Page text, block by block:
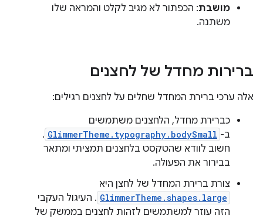
מושבת: הכפתור לא מגיב לקלט והמראה שלו
משתנה.
ברירות מחדל של לחצנים
אלה ערכי ברירת המחדל שחלים על לחצנים רגילים:
כברירת מחדל, הלחצנים משתמשים
ב- GlimmerTheme.typography.bodySmall
.
חשוב לוודא שהטקסט בלחצנים תמציתי ומתאר
בבירור את הפעולה.
צורת ברירת המחדל של לחצן היא
GlimmerTheme.shapes.large . העיגול העקבי
הזה עוזר למשתמשים לזהות לחצנים בממשק של